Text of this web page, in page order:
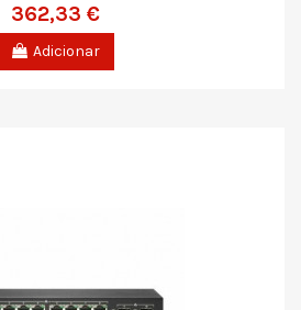
362,33 €
Adicionar